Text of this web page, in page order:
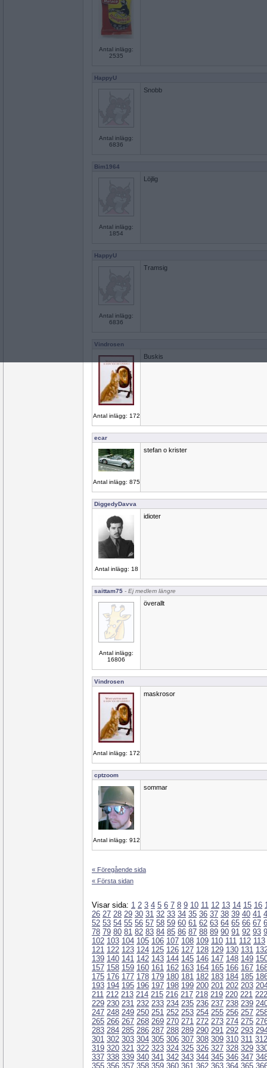
Antal inlägg:
2535
HappyU
Antal inlägg:
6836
Snobb
Bim1964
Antal inlägg:
1854
Löjlig
HappyU
Antal inlägg:
6836
Tramsig
Vindrosen
Antal inlägg: 172
Buskis
ecar
Antal inlägg: 875
stefan o krister
DiggedyDavva
Antal inlägg: 18
idioter
saittam75 - Ej medlem längre
Antal inlägg:
16806
överallt
Vindrosen
Antal inlägg: 172
maskrosor
cptzoom
Antal inlägg: 912
sommar
« Föregående sida
« Första sidan
Visar sida: 1 2 3 4 5 6 7 8 9 10 11 12 13 14 15 16
26 27 28 29 30 31 32 33 34 35 36 37 38 39 40 41
52 53 54 55 56 57 58 59 60 61 62 63 64 65 66 67
78 79 80 81 82 83 84 85 86 87 88 89 90 91 92 93
102 103 104 105 106 107 108 109 110 111 112 113
121 122 123 124 125 126 127 128 129 130 131
139 140 141 142 143 144 145 146 147 148 149
157 158 159 160 161 162 163 164 165 166 167
175 176 177 178 179 180 181 182 183 184 185
193 194 195 196 197 198 199 200 201 202 203
211 212 213 214 215 216 217 218 219 220 221 222
229 230 231 232 233 234 235 236 237 238 239
247 248 249 250 251 252 253 254 255 256 257
265 266 267 268 269 270 271 272 273 274 275
283 284 285 286 287 288 289 290 291 292 293
301 302 303 304 305 306 307 308 309 310 311 312
319 320 321 322 323 324 325 326 327 328 329
337 338 339 340 341 342 343 344 345 346 347
355 356 357 358 359 360 361 362 363 364 365